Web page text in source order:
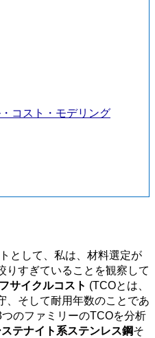
コスト・モデリング
として、私は、材料選定が
りすぎていることを観察して
サイクルコスト (TCOとは、
、そして耐用年数のことであ
のファミリーのTCOを分析
テナイト系ステンレス鋼そ